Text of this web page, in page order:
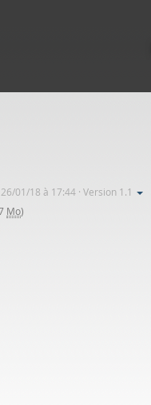
01/18 à 17:44 · Version 1.1
Mo)